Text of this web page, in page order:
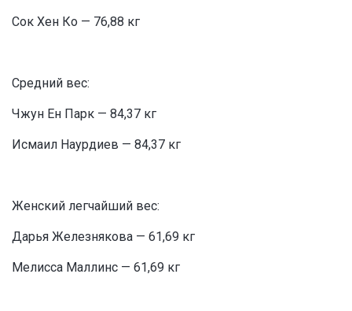
Сок Хен Ко — 76,88 кг
Средний вес:
Чжун Ен Парк — 84,37 кг
Исмаил Наурдиев — 84,37 кг
Женский легчайший вес:
Дарья Железнякова — 61,69 кг
Мелисса Маллинс — 61,69 кг